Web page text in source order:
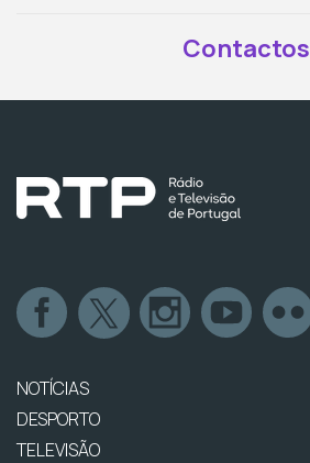
Contactos
NOTÍCIAS
DESPORTO
TELEVISÃO